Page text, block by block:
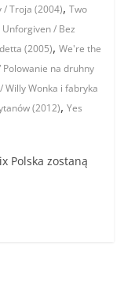
/ Troja (2004),Two
Unforgiven / Bez
(2005),We're the
na druhny
Willy Wonka i fabryka
(2012),Yes
Polska zostaną